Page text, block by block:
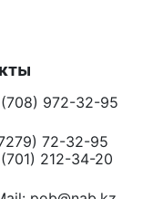
972-32-95
72-32-95
212-34-20